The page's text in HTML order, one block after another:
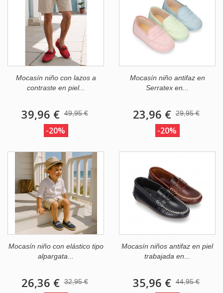
Mocasín niño con lazos a
contraste en piel...
39,96 € 49,95 €
-20%
Mocasín niño antifaz en
Serratex en...
23,96 € 29,95 €
-20%
Mocasín niño con elástico tipo
alpargata...
26,36 € 32,95 €
Mocasín niños antifaz en piel
trabajada en...
35,96 € 44,95 €